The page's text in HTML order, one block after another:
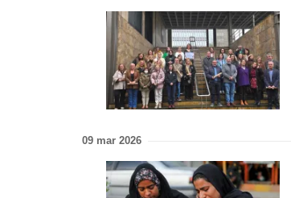
09 mar 2026